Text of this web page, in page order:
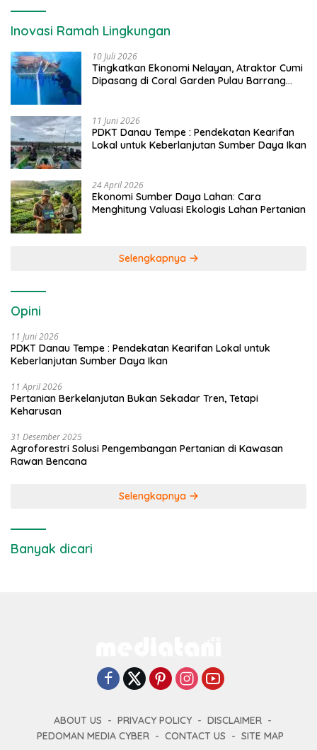
Inovasi Ramah Lingkungan
10 Juli 2026
Tingkatkan Ekonomi Nelayan, Atraktor Cumi
Dipasang di Coral Garden Pulau Barrang
11 Juni 2026
PDKT Danau Tempe : Pendekatan Kearifan
Lokal untuk Keberlanjutan Sumber Daya Ikan
24 April 2026
Ekonomi Sumber Daya Lahan: Cara
Menghitung Valuasi Ekologis Lahan Pertanian
Selengkapnya
Opini
11 Juni 2026
PDKT Danau Tempe : Pendekatan Kearifan Lokal untuk
Keberlanjutan Sumber Daya Ikan
11 April 2026
Pertanian Berkelanjutan Bukan Sekadar Tren, Tetapi
Keharusan
31 Desember 2025
Agroforestri Solusi Pengembangan Pertanian di Kawasan
Rawan Bencana
Selengkapnya
Banyak dicari
ABOUT US PRIVACY POLICY
DISCLAIMER
PEDOMAN MEDIA CYBER
CONTACT US
SITE MAP